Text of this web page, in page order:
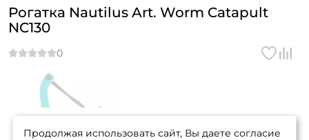
наличии
Рогатка Nautilus Art. Worm Catapult
NC130
Продолжая использовать сайт, Вы даете согласие
Создать аккаунт